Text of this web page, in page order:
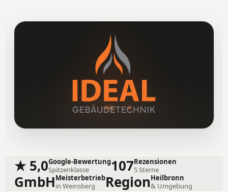
★ 5,0Google-Bewertung
Spitzenklasse
107Rezensionen
5 Sterne
GmbHMeisterbetrieb
in Weinsberg
RegionHeilbronn
& Umgebung